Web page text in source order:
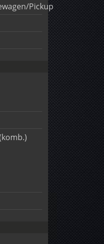
Pickup